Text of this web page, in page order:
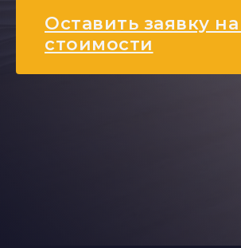
Оставить заявку
стоимости